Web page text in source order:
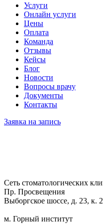
Услуги
Онлайн услуги
Цены
Оплата
Команда
Отзывы
Кейсы
Блог
Новости
Вопросы врачу
Документы
Контакты
Заявка на запись
Сеть стоматологических
Пр. Просвещения
Выборгское шоссе, д. 23, к. 2
м. Горный институт